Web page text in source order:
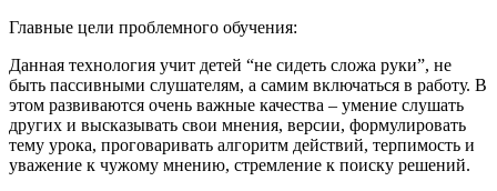
Главные цели проблемного обучения:
Данная технология учит детей “не сидеть сложа руки”, не
быть пассивными слушателям, а самим включаться в работу. В
этом развиваются очень важные качества – умение слушать
других и высказывать свои мнения, версии, формулировать
тему урока, проговаривать алгоритм действий, терпимость и
уважение к чужому мнению, стремление к поиску решений.